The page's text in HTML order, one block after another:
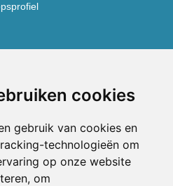
cookies
gebruik van cookies en
technologieën om
op onze website
om